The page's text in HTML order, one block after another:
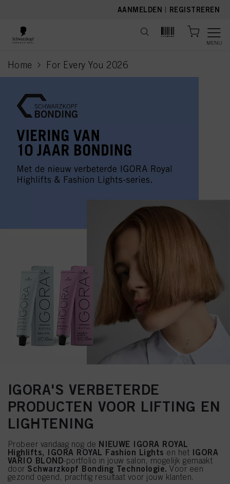
AANMELDEN | REGISTREREN
MENU
Home For Every You 2026
current page
IGORA'S VERBETERDE
PRODUCTEN VOOR LIFTING EN
LIGHTENING
Probeer vandaag nog de NIEUWE IGORA ROYAL
Highlifts, IGORA ROYAL Fashion Lights en het IGORA
VARIO BLOND-portfolio in jouw salon, mogelijk gemaakt
door Schwarzkopf Bonding Technologie. Voor een
gezond ogend, prachtig resultaat voor jouw klanten.